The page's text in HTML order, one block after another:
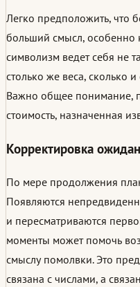
Легко предположить, что
больший смысл, особенно
символизм ведет себя не
столько же веса, сколько
Важно общее понимание,
стоимость, назначенная
Корректировка
По мере продолжения
Появляются
и пересматриваются
моменты может помочь
смыслу помолвки. Это
связана с числами, а